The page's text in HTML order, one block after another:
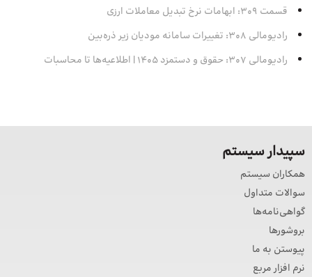
قسمت 309: ابهامات نرخ تبدیل معاملات ارزی
رادیومالی 308: تغییرات سامانه مودیان زیر ذره‌بین
رادیومالی 307: حقوق و دستمزد 1405 | اطلاعیه‌ها تا محاسبات
سپیدار سیستم
همکاران سیستم
سوالات متداول
گواهی‌نامه‌ها
بروشورها
پیوستن به ما
نرم افزار مربع